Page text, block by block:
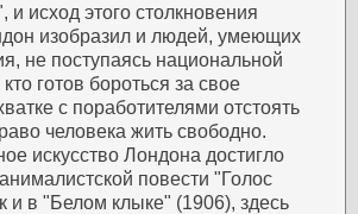
и исход этого столкновения
изобразил и людей, умеющих
не поступаясь национальной
готов бороться за свое
с поработителями отстоять
человека жить свободно.
искусство Лондона достигло
повести "Голос
и в "Белом клыке" (1906), здесь